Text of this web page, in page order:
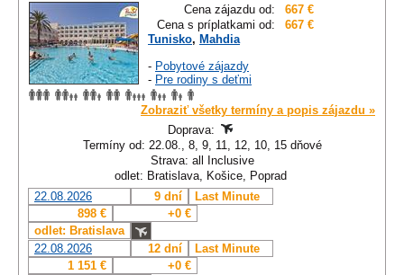
Cena zájazdu od:
667 €
Cena s príplatkami od:
667 €
Tunisko, Mahdia
- Pobytové zájazdy
- Pre rodiny s deťmi
Zobraziť všetky termíny a popis zájazdu »
Doprava:
Termíny od: 22.08., 8, 9, 11, 12, 10, 15 dňové
Strava: all Inclusive
odlet: Bratislava, Košice, Poprad
22.08.2026
9 dní
Last Minute
898 €
+0 €
odlet: Bratislava
22.08.2026
12 dní
Last Minute
1 151 €
+0 €